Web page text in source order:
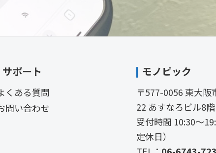
サポート
くある質問
問い合わせ
モノピック
〒577-0056 東大阪
22 あすなろビル8階
受付時間 10:30〜
定休日）